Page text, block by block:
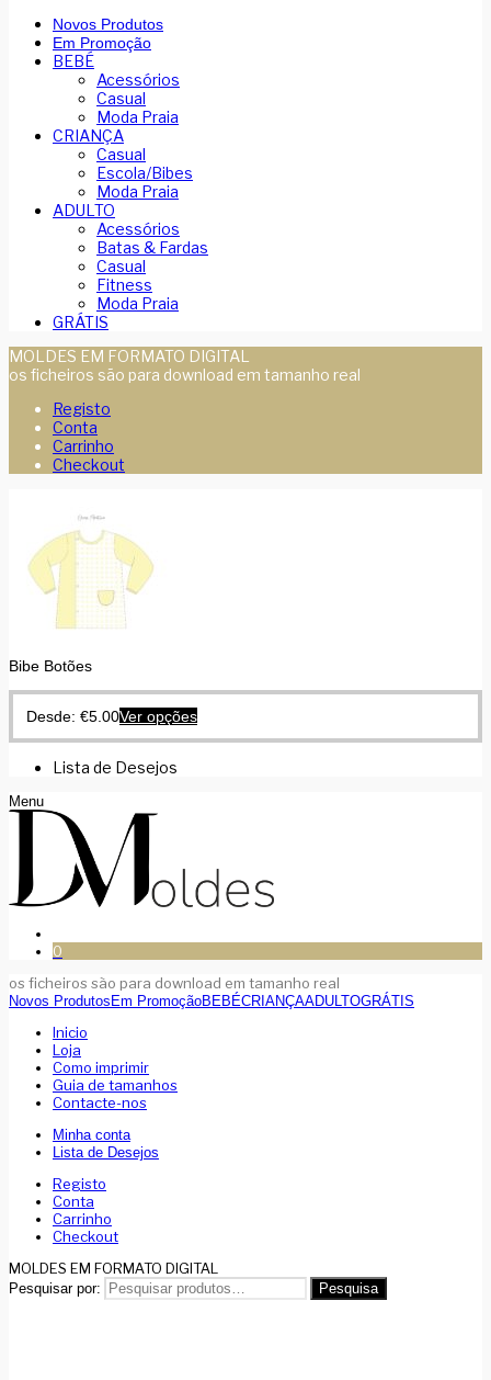
Novos Produtos
Em Promoção
BEBÉ
Acessórios
Casual
Moda Praia
CRIANÇA
Casual
Escola/Bibes
Moda Praia
ADULTO
Acessórios
Batas & Fardas
Casual
Fitness
Moda Praia
GRÁTIS
MOLDES EM FORMATO DIGITAL
os ficheiros são para download em tamanho real
Registo
Conta
Carrinho
Checkout
Bibe Botões
Desde: €5.00Ver opções
Lista de Desejos
Menu
0
os ficheiros são para download em tamanho real
Novos Produtos Em PromoçãoBEBÉCRIANÇAADULTOGRÁTIS
Inicio
Loja
Como imprimir
Guia de tamanhos
Contacte-nos
Minha conta
Lista de Desejos
Registo
Conta
Carrinho
Checkout
MOLDES EM FORMATO DIGITAL
Pesquisar por: Pesquisa